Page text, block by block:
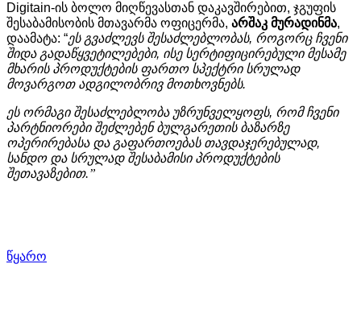
Digitain-ის ბოლო მიღწევასთან დაკავშირებით, ჯგუფის
შესაბამისობის მთავარმა ოფიცერმა, არშაკ მურადინმა,
დაამატა: “ეს გვაძლევს შესაძლებლობას, როგორც ჩვენი
შიდა გადაწყვეტილებები, ისე სერტიფიცირებული მესამე
მხარის პროდუქტების ფართო სპექტრი სრულად
მოვარგოთ ადგილობრივ მოთხოვნებს.
ეს ორმაგი შესაძლებლობა უზრუნველყოფს, რომ ჩვენი
პარტნიორები შეძლებენ ბულგარეთის ბაზარზე
ოპერირებასა და გაფართოებას თავდაჯერებულად,
სანდო და სრულად შესაბამისი პროდუქტების
შეთავაზებით.”
წყარო